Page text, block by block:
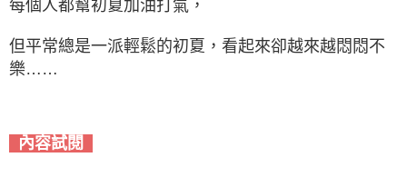
每個人都幫初夏加油打氣，
但平常總是一派輕鬆的初夏，看起來卻越來越悶悶不
樂……
內容試閱